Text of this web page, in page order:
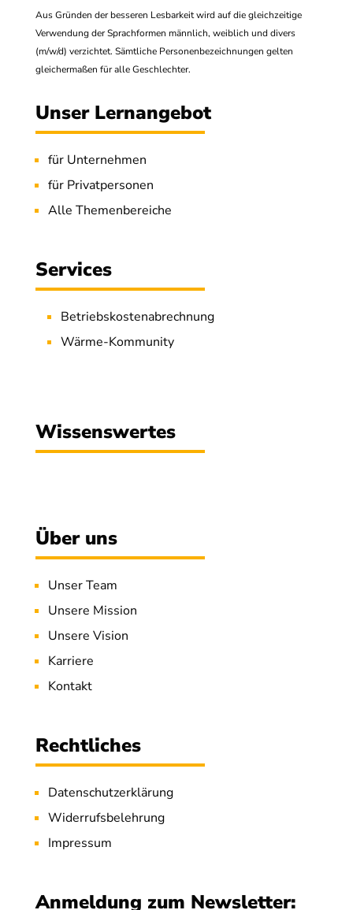
Aus Gründen der besseren Lesbarkeit wird auf die gleichzeitige
Verwendung der Sprachformen männlich, weiblich und divers
(m/w/d) verzichtet. Sämtliche Personenbezeichnungen gelten
gleichermaßen für alle Geschlechter.
Unser Lernangebot
für Unternehmen
für Privatpersonen
Alle Themenbereiche
Services
Betriebskostenabrechnung
Wärme-Kommunity
Wissenswertes
Über uns
Unser Team
Unsere Mission
Unsere Vision
Karriere
Kontakt
Rechtliches
Datenschutzerklärung
Widerrufsbelehrung
Impressum
Anmeldung zum Newsletter: